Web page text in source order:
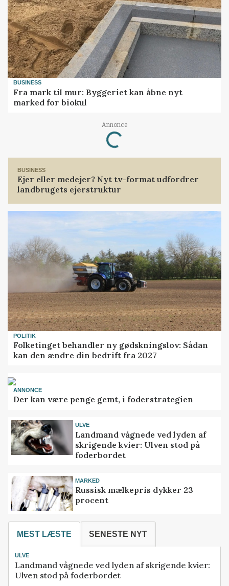
BUSINESS
Fra mark til mur: Byggeriet kan åbne nyt
marked for biokul
Annonce
Loading...
BUSINESS
Ejer eller medejer? Nyt tv-format udfordrer
landbrugets ejerstruktur
POLITIK
Folketinget behandler ny gødskningslov: Sådan
kan den ændre din bedrift fra 2027
ANNONCE
Der kan være penge gemt, i foderstrategien
ULVE
Landmand vågnede ved lyden af
skrigende kvier: Ulven stod på
foderbordet
MARKED
Russisk mælkepris dykker 23
procent
MEST LÆSTE SENESTE NYT
ULVE
Landmand vågnede ved lyden af skrigende kvier:
Ulven stod på foderbordet